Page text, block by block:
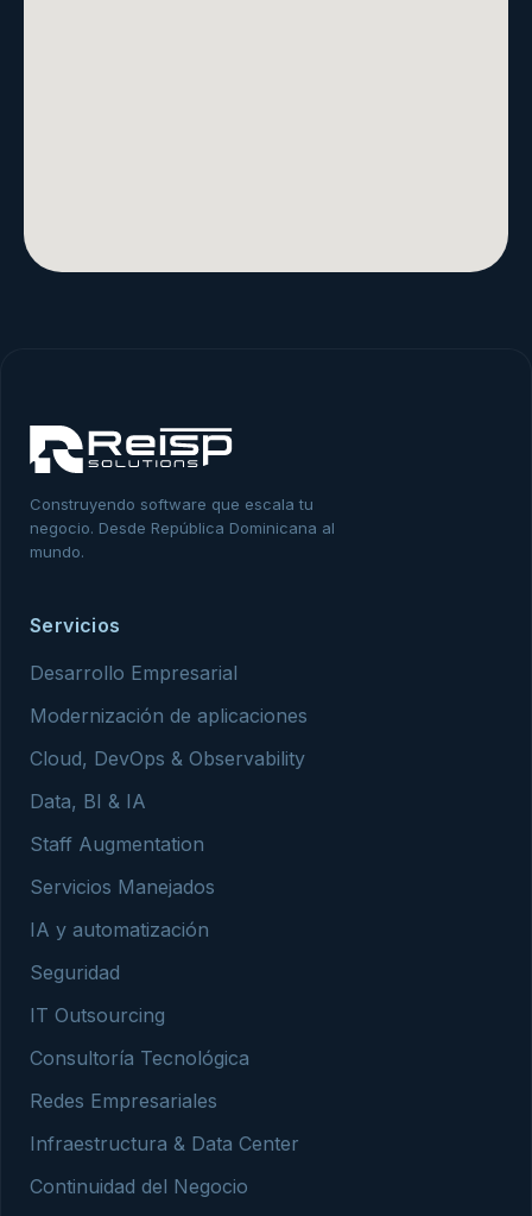
Construyendo software que escala tu
negocio. Desde República Dominicana al
mundo.
Servicios
Desarrollo Empresarial
Modernización de aplicaciones
Cloud, DevOps & Observability
Data, BI & IA
Staff Augmentation
Servicios Manejados
IA y automatización
Seguridad
IT Outsourcing
Consultoría Tecnológica
Redes Empresariales
Infraestructura & Data Center
Continuidad del Negocio